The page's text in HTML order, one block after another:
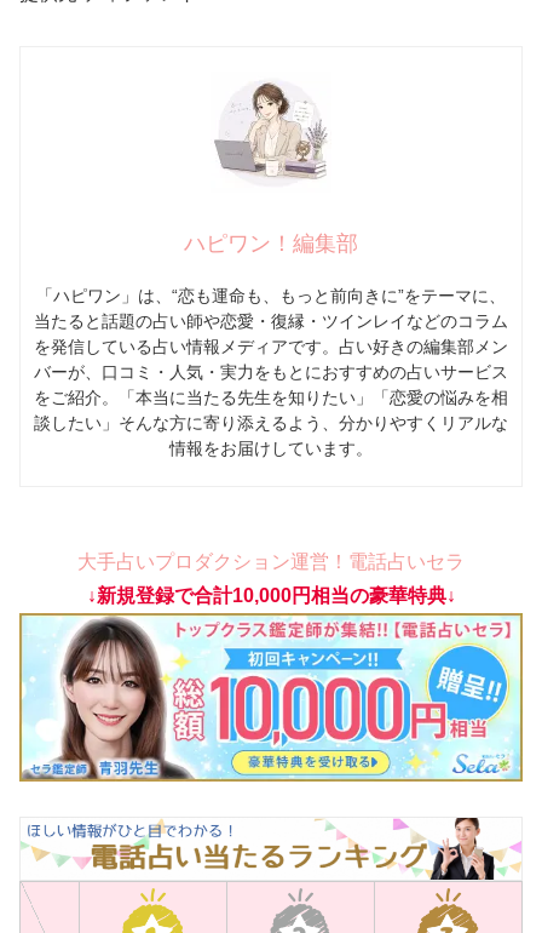
ハピワン！編集部
「ハピワン」は、“恋も運命も、もっと前向きに”をテーマに、
当たると話題の占い師や恋愛・復縁・ツインレイなどのコラム
を発信している占い情報メディアです。占い好きの編集部メン
バーが、口コミ・人気・実力をもとにおすすめの占いサービス
をご紹介。「本当に当たる先生を知りたい」「恋愛の悩みを相
談したい」そんな方に寄り添えるよう、分かりやすくリアルな
情報をお届けしています。
大手占いプロダクション運営！電話占いセラ
↓新規登録で合計10,000円相当の豪華特典↓